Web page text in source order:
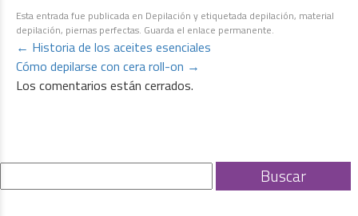
Esta entrada fue publicada en Depilación y etiquetada depilación, material
depilación, piernas perfectas. Guarda el enlace permanente.
← Historia de los aceites esenciales
Cómo depilarse con cera roll-on →
Los comentarios están cerrados.